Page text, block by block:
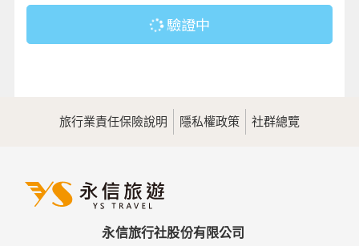
驗證中
旅行業責任保險說明 隱私權政策 社群總覽
永信旅行社股份有限公司